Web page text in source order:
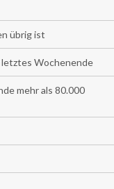
übrig ist
letztes Wochenende
mehr als 80.000